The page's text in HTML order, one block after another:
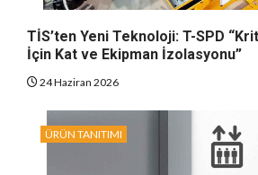
TİS’ten Yeni Teknoloji: T-SPD
İçin Kat ve Ekipman İzolasyonu”
24 Haziran 2026
ÜRÜN TANITIMI